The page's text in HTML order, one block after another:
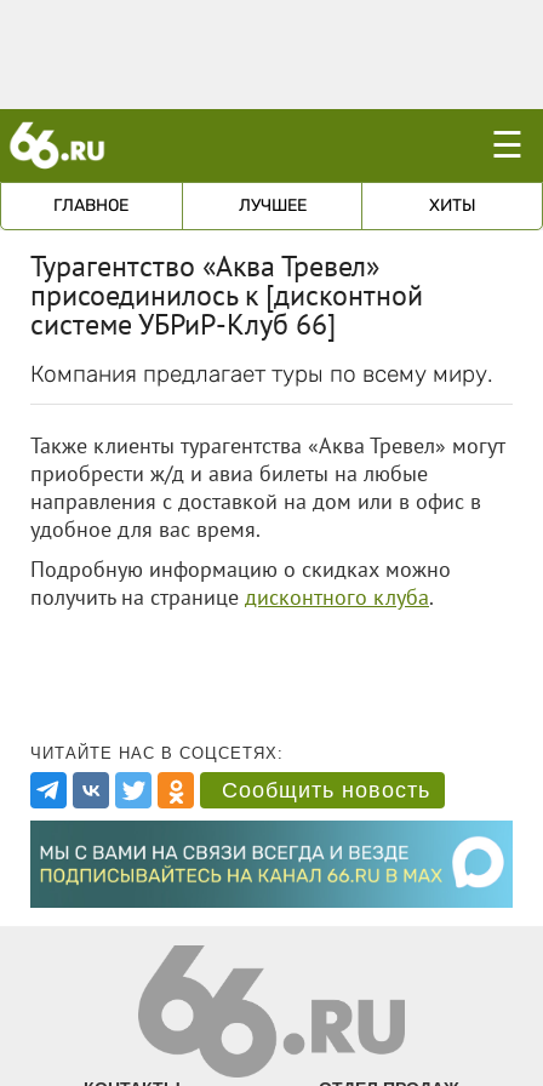
☰
ГЛАВНОЕ ЛУЧШЕЕ ХИТЫ
Турагентство «Аква Тревел»
присоединилось к [дисконтной
системе УБРиР-Клуб 66]
Компания предлагает туры по всему миру.
Также клиенты турагентства «Аква Тревел» могут
приобрести ж/д и авиа билеты на любые
направления с доставкой на дом или в офис в
удобное для вас время.
Подробную информацию о скидках можно
получить на странице дисконтного клуба.
ЧИТАЙТЕ НАС В СОЦСЕТЯХ:
Сообщить новость